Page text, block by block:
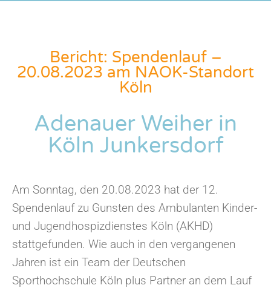
Bericht: Spendenlauf –
20.08.2023 am NAOK-Standort
Köln
Adenauer Weiher in
Köln Junkersdorf
Am Sonntag, den 20.08.2023 hat der 12.
Spendenlauf zu Gunsten des Ambulanten Kinder-
und Jugendhospizdienstes Köln (AKHD)
stattgefunden. Wie auch in den vergangenen
Jahren ist ein Team der Deutschen
Sporthochschule Köln plus Partner an dem Lauf